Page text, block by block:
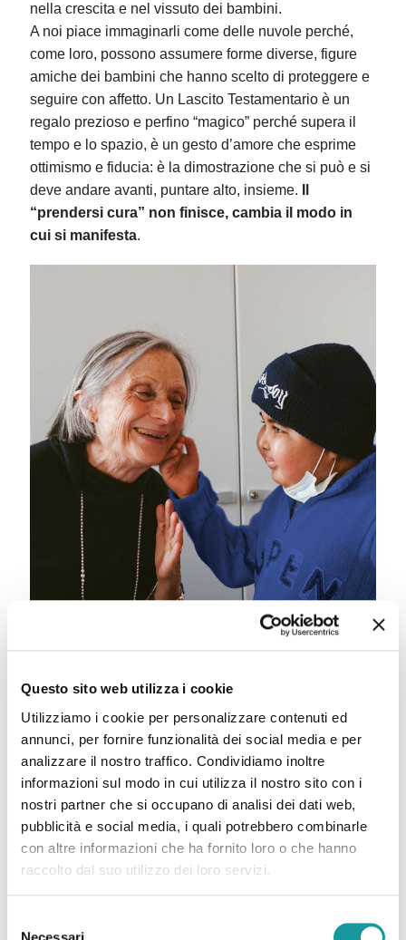
Questo sito web utilizza i cookie
Utilizziamo i cookie per personalizzare contenuti ed
annunci, per fornire funzionalità dei social media e per
analizzare il nostro traffico. Condividiamo inoltre
informazioni sul modo in cui utilizza il nostro sito con i
nostri partner che si occupano di analisi dei dati web,
pubblicità e social media, i quali potrebbero combinarle
con altre informazioni che ha fornito loro o che hanno
raccolto dal suo utilizzo dei loro servizi.
nella crescita e nel vissuto dei bambini.
A noi piace immaginarli come delle nuvole perché,
come loro, possono assumere forme diverse, figure
amiche dei bambini che hanno scelto di proteggere e
seguire con affetto. Un Lascito Testamentario è un
regalo prezioso e perfino “magico” perché supera il
tempo e lo spazio, è un gesto d’amore che esprime
ottimismo e fiducia: è la dimostrazione che si può e si
deve andare avanti, puntare alto, insieme.
“prendersi cura” non finisce, cambia il modo in
cui si manifesta.
DOMANDE E RISPOSTE
Che cosa può fare Ageop Ricerca con il mio
Lascito?
È possibile cambiare idea nel tempo?
Lasciti ed eredità a favore di Ageop Ricerca sono